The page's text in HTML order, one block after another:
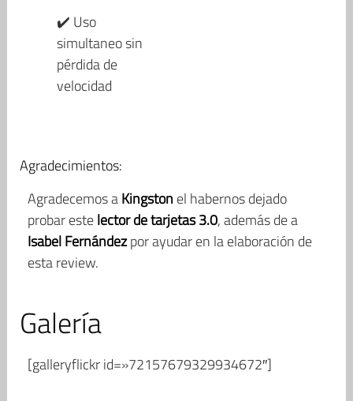
✔️ Uso
simultaneo sin
pérdida de
velocidad
Agradecimientos:
Agradecemos aKingstonel habernos dejado
probar estelector de tarjetas 3.0, además de a
Isabel Fernándezpor ayudar en la elaboración de
esta review.
Galería
[galleryflickr id=»72157679329934672″]